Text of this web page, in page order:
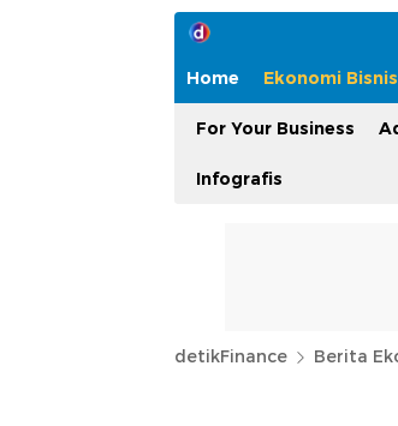
Home Ekonomi Bisnis
For Your Business
Infografis
detikFinance Berita